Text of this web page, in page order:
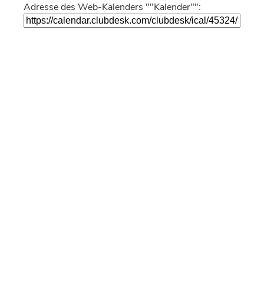
Adresse des Web-Kalenders ""Kalender"":